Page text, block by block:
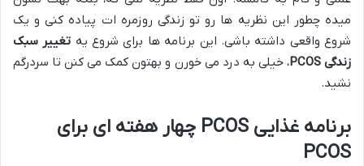
میده چطور این نظریه ها رو تو زندگی روزمره ات پیاده کنی و یک
شروع واقعی داشته باشی. این برنامه ها برای شروع یه تغییر سبک
زندگی PCOS
، خیلی به درد می خورن و بهتون کمک می کنن تا سردرگم
نشید.
برنامه غذایی PCOS
چهار هفته ای برای
PCOS